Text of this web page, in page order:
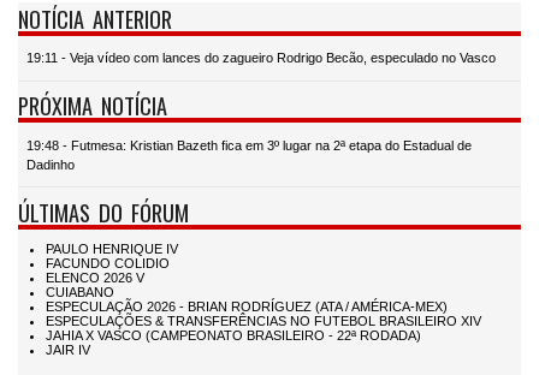
NOTÍCIA ANTERIOR
19:11 - Veja vídeo com lances do zagueiro Rodrigo Becão, especulado no Vasco
PRÓXIMA NOTÍCIA
19:48 - Futmesa: Kristian Bazeth fica em 3º lugar na 2ª etapa do Estadual de
Dadinho
ÚLTIMAS DO FÓRUM